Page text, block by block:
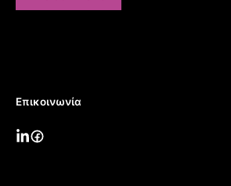
Επικοινωνία